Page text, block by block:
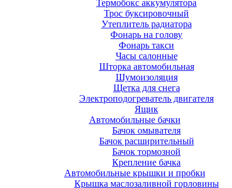
Термобокс аккумулятора
Трос буксировочный
Утеплитель радиатора
Фонарь на голову
Фонарь такси
Часы салонные
Шторка автомобильная
Шумоизоляция
Щетка для снега
Электроподогреватель двигателя
Ящик
Автомобильные бачки
Бачок омывателя
Бачок расширительный
Бачок тормозной
Крепление бачка
Автомобильные крышки и пробки
Крышка маслозаливной горловины